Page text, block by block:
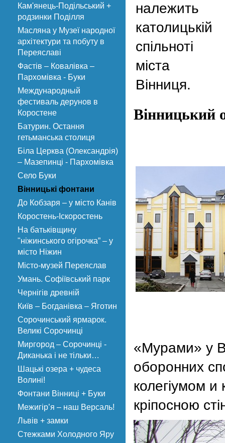
Кам'янець-Подільський +
родзинки Поділля
Масляна у Музеї народної
архітектури та побуту в
Переяславі
Фастів – Ковалівка –
Пархомівка - Буки
Международный
фестиваль дерунов в
Коростене
Батурин. Остання
гетьманська столиця
Біла Церква (Олександрія)
– Мазепинці - Пархомівка
Село Буки
Вінницькі фонтани
До Кобзаря – у місто Канів
Коростень-Іскоростень
На батьківщину
"ніжинського огірочка” – у
місто Ніжин
Місто-музей Переяслав
Умань. Софіївський парк
Чернігів древній
Київ – Богданівка – Яготин
Сорочинський ярмарок.
Великі Сорочинці
Миргород – Сорочинці -
Диканька і не тільки…
Шацькі озера + чудеса
Волині!
Фонтани Вінниці + Буки
Межигір’я – наш Версаль!
Львів + замки
Стежками Холодного Яру
належить
католицькій
спільноті
міста
Вінниця.
Вінницький
«Мурами» у
оборонних
колегіумом и
кріпосною